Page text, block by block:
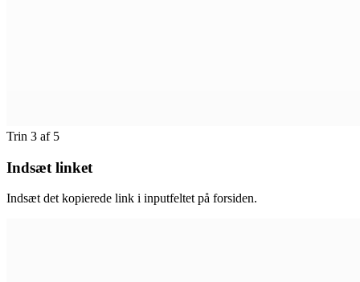
Trin 3 af 5
Indsæt linket
Indsæt det kopierede link i inputfeltet på forsiden.